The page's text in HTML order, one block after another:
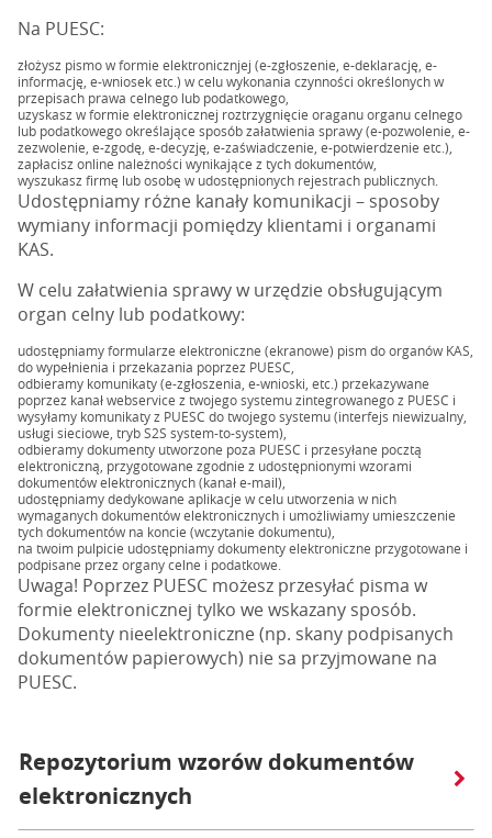
Na PUESC:
złożysz pismo w formie elektronicznjej (e-zgłoszenie, e-deklarację, e-
informację, e-wniosek etc.) w celu wykonania czynności określonych w
przepisach prawa celnego lub podatkowego,
uzyskasz w formie elektronicznej roztrzygnięcie oraganu organu celnego
lub podatkowego określające sposób załatwienia sprawy (e-pozwolenie, e-
zezwolenie, e-zgodę, e-decyzję, e-zaświadczenie, e-potwierdzenie etc.),
zapłacisz online należności wynikające z tych dokumentów,
wyszukasz firmę lub osobę w udostępnionych rejestrach publicznych.
Udostępniamy różne kanały komunikacji – sposoby
wymiany informacji pomiędzy klientami i organami
KAS.
W celu załatwienia sprawy w urzędzie obsługującym
organ celny lub podatkowy:
udostępniamy formularze elektroniczne (ekranowe) pism do organów KAS,
do wypełnienia i przekazania poprzez PUESC,
odbieramy komunikaty (e-zgłoszenia, e-wnioski, etc.) przekazywane
poprzez kanał webservice z twojego systemu zintegrowanego z PUESC i
wysyłamy komunikaty z PUESC do twojego systemu (interfejs niewizualny,
usługi sieciowe, tryb S2S system-to-system),
odbieramy dokumenty utworzone poza PUESC i przesyłane pocztą
elektroniczną, przygotowane zgodnie z udostępnionymi wzorami
dokumentów elektronicznych (kanał e-mail),
udostępniamy dedykowane aplikacje w celu utworzenia w nich
wymaganych dokumentów elektronicznych i umożliwiamy umieszczenie
tych dokumentów na koncie (wczytanie dokumentu),
na twoim pulpicie udostępniamy dokumenty elektroniczne przygotowane i
podpisane przez organy celne i podatkowe.
Uwaga! Poprzez PUESC możesz przesyłać pisma w
formie elektronicznej tylko we wskazany sposób.
Dokumenty nieelektroniczne (np. skany podpisanych
dokumentów papierowych) nie sa przyjmowane na
PUESC.
Repozytorium wzorów dokumentów
elektronicznych